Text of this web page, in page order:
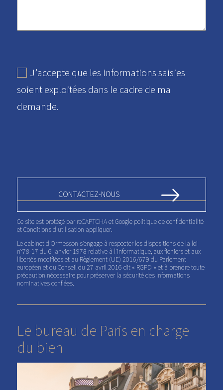
J’accepte que les informations saisies
soient exploitées dans le cadre de ma
demande.
Ce site est protégé par reCAPTCHA et Google politique de confidentialité
etConditions d'utilisation appliquer.
Le cabinet d'Ormesson s’engage à respecter les dispositions de la loi
n°78-17 du 6 janvier 1978 relative à l’informatique, aux fichiers et aux
libertés modifiées et au Règlement (UE) 2016/679 du Parlement
européen et du Conseil du 27 avril 2016 dit « RGPD » et à prendre toute
précaution nécessaire pour préserver la sécurité des informations
nominatives confiées.
Le bureau de Paris en charge
du bien